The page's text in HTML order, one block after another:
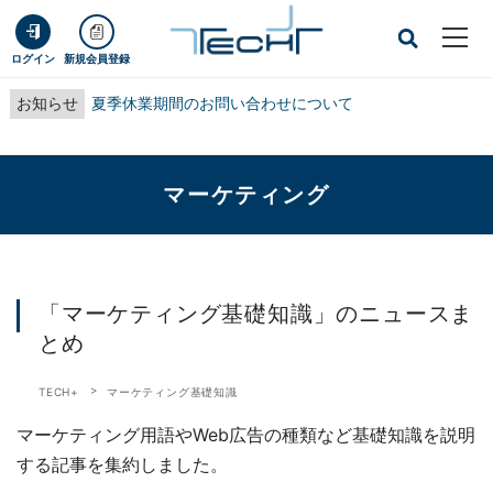
ログイン 新規会員登録
お知らせ 夏季休業期間のお問い合わせについて
マーケティング
「マーケティング基礎知識」のニュースま
とめ
TECH+ マーケティング基礎知識
マーケティング用語やWeb広告の種類など基礎知識を説明
する記事を集約しました。